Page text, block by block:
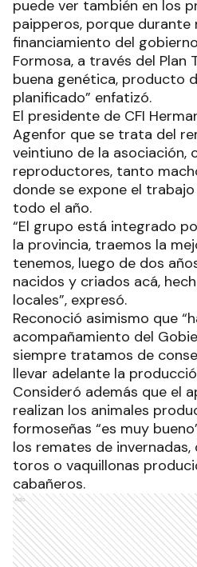
puede ver también en los
paipperos, porque
financiamiento del
Formosa, a través del Plan
buena genética, producto
planificado” enfatizó.
El presidente de CFI
Agenfor que se trata del
veintiuno de la asociación,
reproductores, tanto
donde se expone el
todo el año.
“El grupo está integrado
la provincia, traemos la
tenemos, luego de dos
nacidos y criados acá,
locales”, expresó.
Reconoció asimismo que
acompañamiento del
siempre tratamos de
llevar adelante la
Consideró además que el
realizan los animales
formoseñas “es muy
los remates de
toros o vaquillonas
cabañeros.
Ads